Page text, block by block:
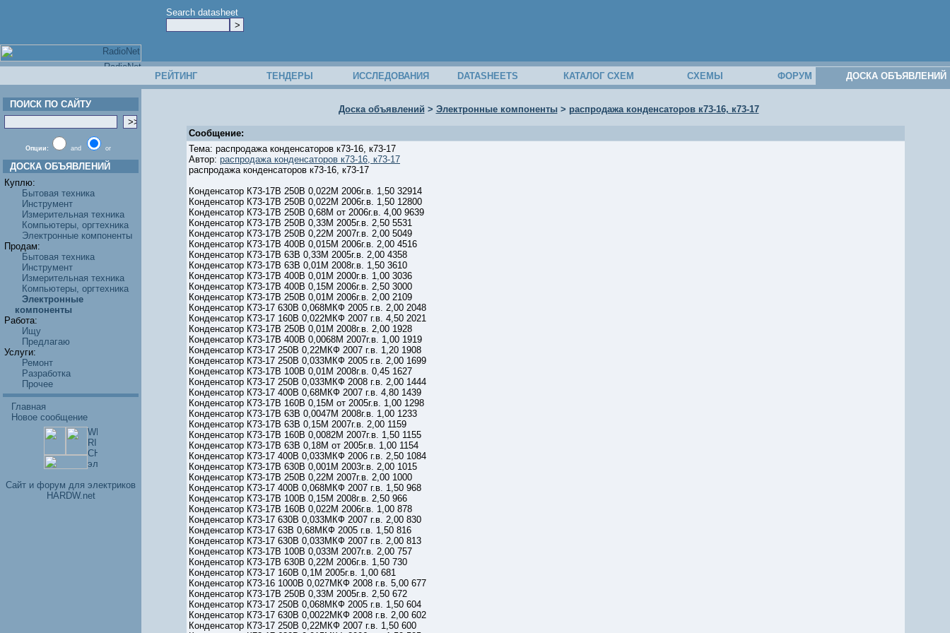
Search datasheet
РЕЙТИНГ ТЕНДЕРЫ ИССЛЕДОВАНИЯ DATASHEETS КАТАЛОГ СХЕМ СХЕМЫ ФОРУМ ДОСКА ОБЪЯВЛЕНИЙ
ПОИСК ПО САЙТУ
Опции: and or
ДОСКА ОБЪЯВЛЕНИЙ
Куплю:
Бытовая техника
Инструмент
Измерительная техника
Компьютеры, оргтехника
Электронные компоненты
Продам:
Бытовая техника
Инструмент
Измерительная техника
Компьютеры, оргтехника
Электронные
компоненты
Работа:
Ищу
Предлагаю
Услуги:
Ремонт
Разработка
Прочее
Главная
Новое сообщение
Cайт и форум для электриков
HARDW.net
Доска объявлений > Электронные компоненты> распродажа конденсаторов к73-16, к73-17
Сообщение:
Тема: распродажа конденсаторов к73-16, к73-17
Автор: распродажа конденсаторов к73-16, к73-17
распродажа конденсаторов к73-16, к73-17
Конденсатор К73-17В 250В 0,022М 2006г.в. 1,50 32914
Конденсатор К73-17В 250В 0,022М 2006г.в. 1,50 12800
Конденсатор К73-17В 250В 0,68М от 2006г.в. 4,00 9639
Конденсатор К73-17В 250В 0,33М 2005г.в. 2,50 5531
Конденсатор К73-17В 250В 0,22М 2007г.в. 2,00 5049
Конденсатор К73-17В 400В 0,015М 2006г.в. 2,00 4516
Конденсатор К73-17В 63В 0,33М 2005г.в. 2,00 4358
Конденсатор К73-17В 63В 0,01М 2008г.в. 1,50 3610
Конденсатор К73-17В 400В 0,01М 2000г.в. 1,00 3036
Конденсатор К73-17В 400В 0,15М 2006г.в. 2,50 3000
Конденсатор К73-17В 250В 0,01М 2006г.в. 2,00 2109
Конденсатор К73-17 630В 0,068МКФ 2005 г.в. 2,00 2048
Конденсатор К73-17 160В 0,022МКФ 2007 г.в. 4,50 2021
Конденсатор К73-17В 250В 0,01М 2008г.в. 2,00 1928
Конденсатор К73-17В 400В 0,0068М 2007г.в. 1,00 1919
Конденсатор К73-17 250В 0,22МКФ 2007 г.в. 1,20 1908
Конденсатор К73-17 250В 0,033МКФ 2005 г.в. 2,00 1699
Конденсатор К73-17В 100В 0,01М 2008г.в. 0,45 1627
Конденсатор К73-17 250В 0,033МКФ 2008 г.в. 2,00 1444
Конденсатор К73-17 400В 0,68МКФ 2007 г.в. 4,80 1439
Конденсатор К73-17В 160В 0,15М от 2005г.в. 1,00 1298
Конденсатор К73-17В 63В 0,0047М 2008г.в. 1,00 1233
Конденсатор К73-17В 63В 0,15М 2007г.в. 2,00 1159
Конденсатор К73-17В 160В 0,0082М 2007г.в. 1,50 1155
Конденсатор К73-17В 63В 0,18М от 2005г.в. 1,00 1154
Конденсатор К73-17 400В 0,033МКФ 2006 г.в. 2,50 1084
Конденсатор К73-17В 630В 0,001М 2003г.в. 2,00 1015
Конденсатор К73-17В 250В 0,22М 2007г.в. 2,00 1000
Конденсатор К73-17 400В 0,068МКФ 2007 г.в. 1,50 968
Конденсатор К73-17В 100В 0,15М 2008г.в. 2,50 966
Конденсатор К73-17В 160В 0,022М 2006г.в. 1,00 878
Конденсатор К73-17 630В 0,033МКФ 2007 г.в. 2,00 830
Конденсатор К73-17 63В 0,68МКФ 2005 г.в. 1,50 816
Конденсатор К73-17 630В 0,033МКФ 2007 г.в. 2,00 813
Конденсатор К73-17В 100В 0,033М 2007г.в. 2,00 757
Конденсатор К73-17В 630В 0,22М 2006г.в. 1,50 730
Конденсатор К73-17 160В 0,1М 2005г.в. 1,00 681
Конденсатор К73-16 1000В 0,027МКФ 2008 г.в. 5,00 677
Конденсатор К73-17В 250В 0,33М 2005г.в. 2,50 672
Конденсатор К73-17 250В 0,068МКФ 2005 г.в. 1,50 604
Конденсатор К73-17 630В 0,0022МКФ 2008 г.в. 2,00 602
Конденсатор К73-17 250В 0,22МКФ 2007 г.в. 1,50 600